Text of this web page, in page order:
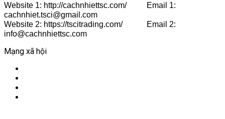
Website 1: http://cachnhiettsc.com/ Email 1:
cachnhiet.tsci@gmail.com
Website 2: https://tscitrading.com/ Email 2:
info@cachnhiettsc.com
Mạng xã hội